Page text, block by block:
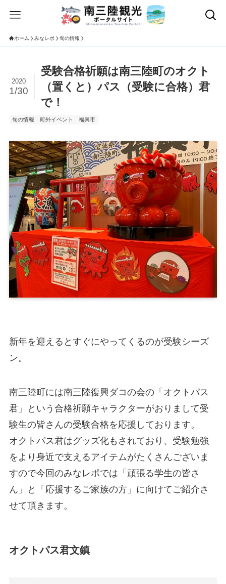
ホーム みなレポ 旬の情報
受験合格祈願は南三陸町のオクト
（置くと）パス（受験に合格）君
で！
2020
1/30
旬の情報 町外イベント 福興市
新年を迎えるとすぐにやってくるのが受験シーズ
ン。
南三陸町には南三陸復興ダコの会の「オクトパス
君」という合格祈願キャラクターがおりまして受
験生の皆さんの受験合格を応援しております。
オクトパス君はグッズ化もされており、受験勉強
をより身近で支えるアイテムがたくさんございま
すので今回のみなレポでは「頑張る学生の皆さ
ん」と「応援するご家族の方」に向けてご紹介さ
せて頂きます。
オクトパス君文鎮